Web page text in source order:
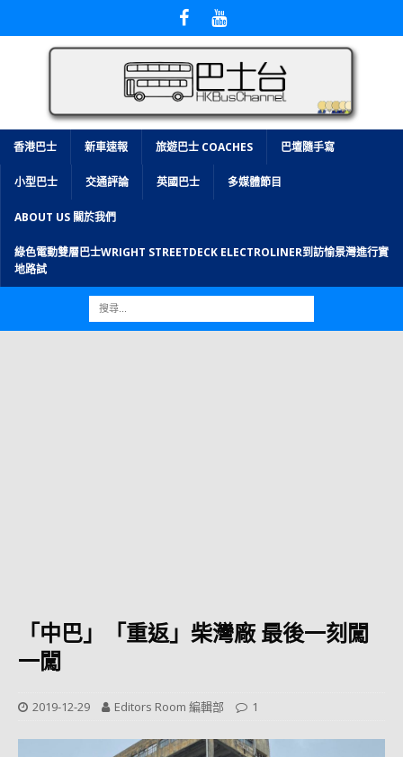
香港巴士 新車速報 旅遊巴士 COACHES 巴壇隨手寫
小型巴士 交通評論 英國巴士 多媒體節目
ABOUT US 關於我們
綠色電動雙層巴士WRIGHT STREETDECK ELECTROLINER到訪愉景灣進行實
地路試
「中巴」「重返」柴灣廠 最後一刻闖
一闖
2019-12-29 Editors Room 編輯部 1